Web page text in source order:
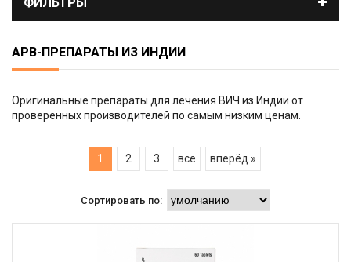
АРВ-ПРЕПАРАТЫ ИЗ ИНДИИ
Оригинальные препараты для лечения ВИЧ из Индии от
проверенных производителей по самым низким ценам.
1 2 3 все вперёд »
Сортировать по: